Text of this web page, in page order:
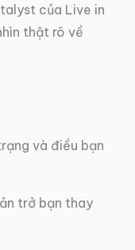
của Live in
thật rõ về
và điều bạn
trở bạn thay